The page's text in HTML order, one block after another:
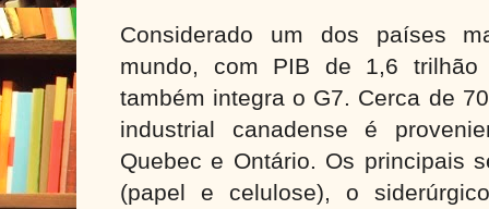
Considerado um dos países
mundo, com PIB de 1,6
também integra o G7. Cerca de
industrial canadense é
Quebec e Ontário. Os principais
(papel e celulose), o